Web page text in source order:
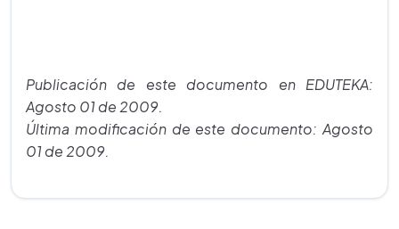
Publicación de este documento en EDUTEKA:
Agosto 01 de 2009.
Última modificación de este documento: Agosto
01 de 2009.